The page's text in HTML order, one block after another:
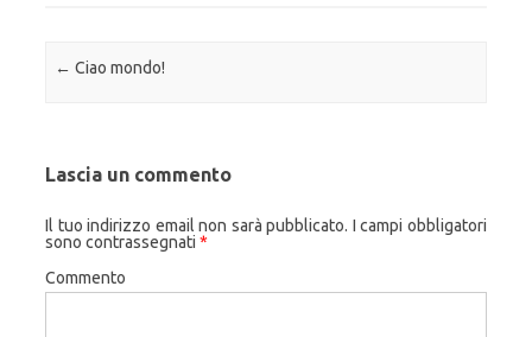
Navigazione articolo
← Ciao mondo!
Lascia un commento
Il tuo indirizzo email non sarà pubblicato. I campi obbligatori
sono contrassegnati *
Commento